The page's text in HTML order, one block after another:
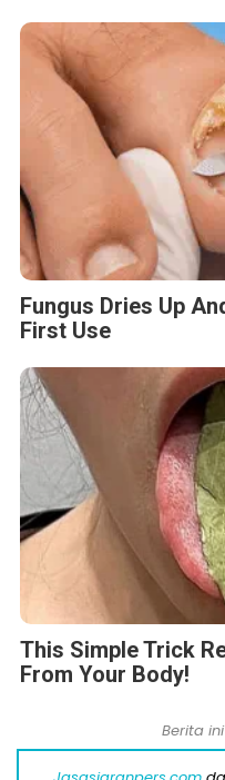
Fungus Dries Up
First Use
This Simple Trick
From Your Body!
Berita